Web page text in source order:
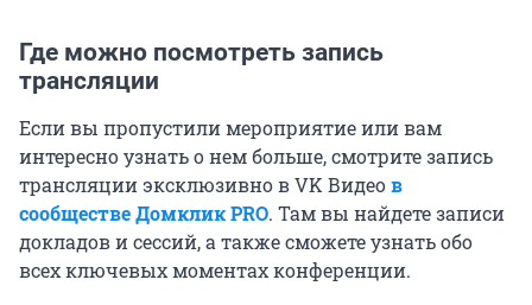
Где можно посмотреть запись
трансляции
Если вы пропустили мероприятие или вам
интересно узнать о нем больше, смотрите запись
трансляции эксклюзивно в VK Видеов
сообществе Домклик PRO. Там вы найдете записи
докладов и сессий, а также сможете узнать обо
всех ключевых моментах конференции.